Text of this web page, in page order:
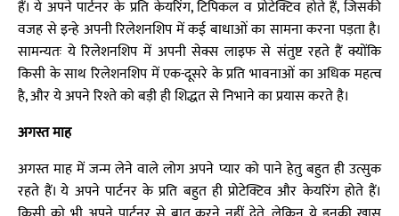
हैं। ये अपने पार्टनर के प्रति केयरिंग, टिपिकल व प्रोटेक्टिव होते हैं, जिसकी
वजह से इन्हे अपनी रिलेशनशिप में कई बाधाओं का सामना करना पड़ता है।
सामन्यतः ये रिलेशनशिप में अपनी सेक्स लाइफ से संतुष्ट रहते हैं क्योंकि
किसी के साथ रिलेशनशिप में एक-दूसरे के प्रति भावनाओं का अधिक महत्व
है, और ये अपने रिश्ते को बड़ी ही शिद्धत से निभाने का प्रयास करते है।
अगस्त माह
अगस्त माह में जन्म लेने वाले लोग अपने प्यार को पाने हेतु बहुत ही उत्सुक
रहते हैं। ये अपने पार्टनर के प्रति बहुत ही प्रोटेक्टिव और केयरिंग होते हैं।